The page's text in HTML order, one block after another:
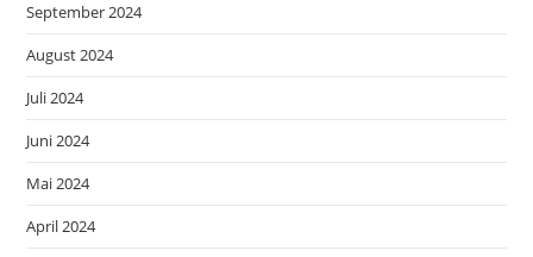
September 2024
August 2024
Juli 2024
Juni 2024
Mai 2024
April 2024